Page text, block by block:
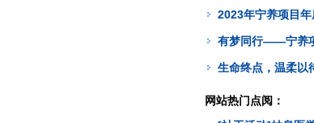
2023年宁养项目
有梦同行——宁养
生命终点，温柔
网站热门点阅：